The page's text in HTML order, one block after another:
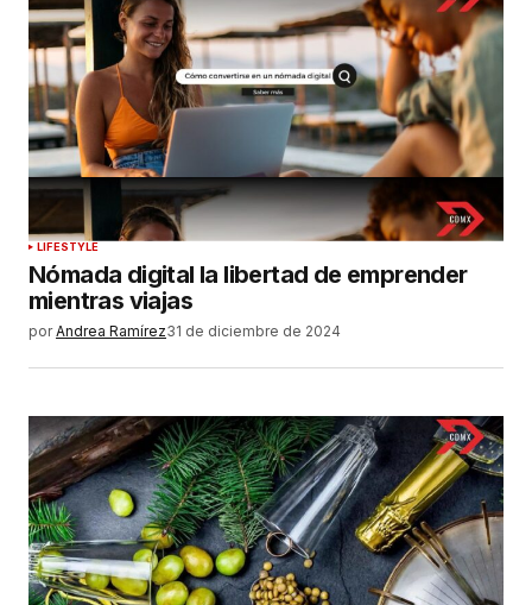
LIFESTYLE
Nómada digital la libertad de emprender
mientras viajas
por Andrea Ramírez31 de diciembre de 2024